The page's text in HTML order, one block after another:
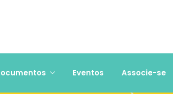
Eventos Associe-se